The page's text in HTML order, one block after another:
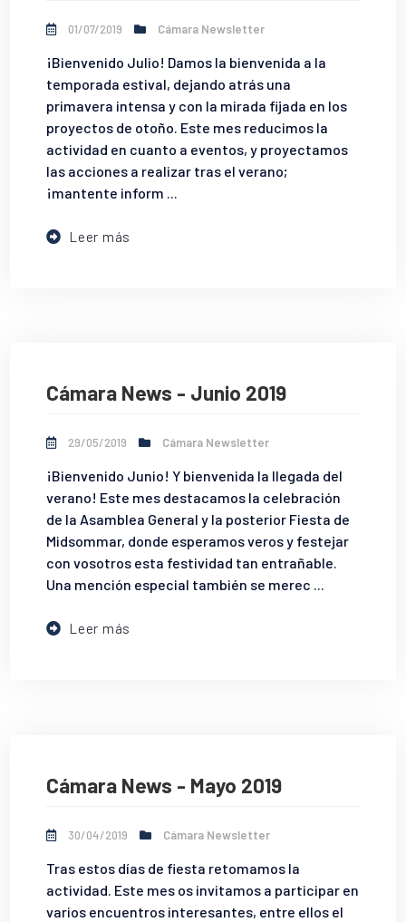
01/07/2019 Cámara Newsletter
¡Bienvenido Julio! Damos la bienvenida a la
temporada estival, dejando atrás una
primavera intensa y con la mirada fijada en los
proyectos de otoño. Este mes reducimos la
actividad en cuanto a eventos, y proyectamos
las acciones a realizar tras el verano;
¡mantente inform ...
Leer más
Cámara News - Junio 2019
29/05/2019 Cámara Newsletter
¡Bienvenido Junio! Y bienvenida la llegada del
verano! Este mes destacamos la celebración
de la Asamblea General y la posterior Fiesta de
Midsommar, donde esperamos veros y festejar
con vosotros esta festividad tan entrañable.
Una mención especial también se merec ...
Leer más
Cámara News - Mayo 2019
30/04/2019 Cámara Newsletter
Tras estos días de fiesta retomamos la
actividad. Este mes os invitamos a participar en
varios encuentros interesantes, entre ellos el